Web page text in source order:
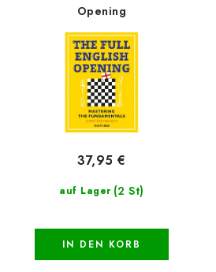
Opening
auf Lager (2 St)
37,95 €
IN DEN KORB